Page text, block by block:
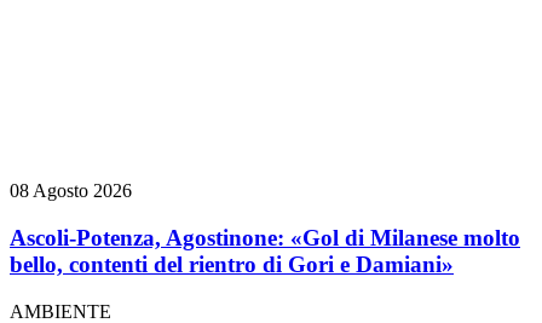
08 Agosto 2026
Ascoli-Potenza, Agostinone: «Gol di Milanese molto
bello, contenti del rientro di Gori e Damiani»
AMBIENTE